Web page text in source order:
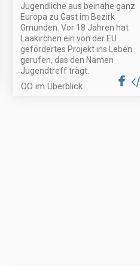
Jugendliche aus beinahe ganz
Europa zu Gast im Bezirk
Gmunden. Vor 18 Jahren hat
Laakirchen ein von der EU
gefördertes Projekt ins Leben
gerufen, das den Namen
Jugendtreff trägt.
OÖ im Überblick